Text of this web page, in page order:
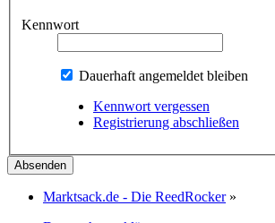
Kennwort
Dauerhaft angemeldet bleiben
Kennwort vergessen
Registrierung abschließen
Marktsack.de - Die ReedRocker »